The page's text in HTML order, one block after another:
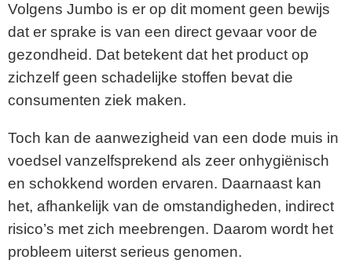
Volgens Jumbo is er op dit moment geen bewijs
dat er sprake is van een direct gevaar voor de
gezondheid. Dat betekent dat het product op
zichzelf geen schadelijke stoffen bevat die
consumenten ziek maken.
Toch kan de aanwezigheid van een dode muis in
voedsel vanzelfsprekend als zeer onhygiënisch
en schokkend worden ervaren. Daarnaast kan
het, afhankelijk van de omstandigheden, indirect
risico’s met zich meebrengen. Daarom wordt het
probleem uiterst serieus genomen.